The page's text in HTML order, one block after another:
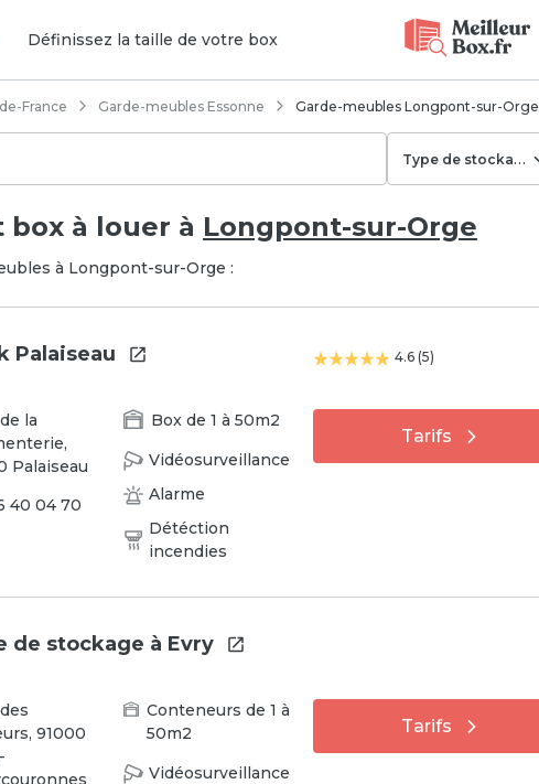
Définissez la taille de votre box
France Garde-meubles Essonne Garde-meubles Longpont-sur-Orge
Type de stockage
box à louer à Longpont-sur-Orge
à Longpont-sur-Orge :
Palaiseau 4.6 (5)
la
,
Palaiseau
40 04 70
Box de1 à 50m2
Vidéosurveillance
Alarme
Détéction
incendies
Tarifs
de stockage à Evry
, 91000
Conteneurs de 1 à
50m2
Vidéosurveillance
Tarifs